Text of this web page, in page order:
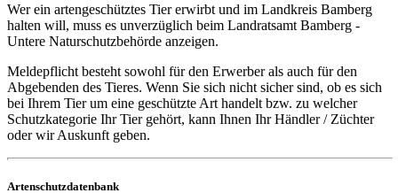
Wer ein artengeschütztes Tier erwirbt und im Landkreis Bamberg
halten will, muss es unverzüglich beim Landratsamt Bamberg -
Untere Naturschutzbehörde anzeigen.
Meldepflicht besteht sowohl für den Erwerber als auch für den
Abgebenden des Tieres. Wenn Sie sich nicht sicher sind, ob es sich
bei Ihrem Tier um eine geschützte Art handelt bzw. zu welcher
Schutzkategorie Ihr Tier gehört, kann Ihnen Ihr Händler / Züchter
oder wir Auskunft geben.
Artenschutzdatenbank